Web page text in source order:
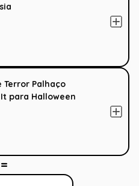
Terror Palhaço
para Halloween